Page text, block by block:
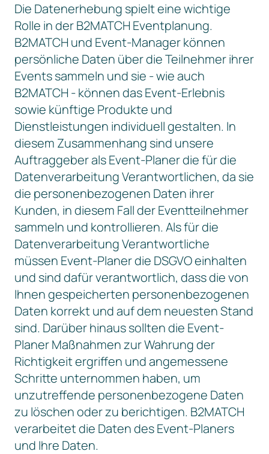
Die Datenerhebung spielt eine wichtige
Rolle in der B2MATCH Eventplanung.
B2MATCH und Event-Manager können
persönliche Daten über die Teilnehmer ihrer
Events sammeln und sie - wie auch
B2MATCH - können das Event-Erlebnis
sowie künftige Produkte und
Dienstleistungen individuell gestalten. In
diesem Zusammenhang sind unsere
Auftraggeber als Event-Planer die für die
Datenverarbeitung Verantwortlichen, da sie
die personenbezogenen Daten ihrer
Kunden, in diesem Fall der Eventteilnehmer
sammeln und kontrollieren. Als für die
Datenverarbeitung Verantwortliche
müssen Event-Planer die DSGVO einhalten
und sind dafür verantwortlich, dass die von
Ihnen gespeicherten personenbezogenen
Daten korrekt und auf dem neuesten Stand
sind. Darüber hinaus sollten die Event-
Planer Maßnahmen zur Wahrung der
Richtigkeit ergriffen und angemessene
Schritte unternommen haben, um
unzutreffende personenbezogene Daten
zu löschen oder zu berichtigen. B2MATCH
verarbeitet die Daten des Event-Planers
und Ihre Daten.